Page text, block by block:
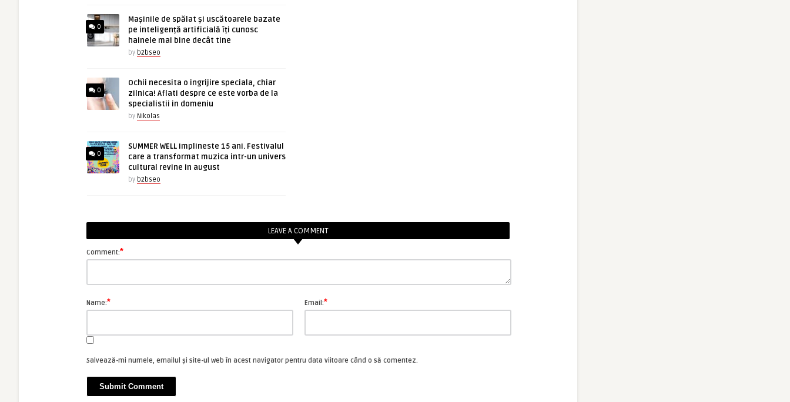
0
Mașinile de spălat și uscătoarele bazate
pe inteligență artificială îți cunosc
hainele mai bine decât tine
by b2bseo
0
Ochii necesita o ingrijire speciala, chiar
zilnica! Aflati despre ce este vorba de la
specialistii in domeniu
by Nikolas
0
SUMMER WELL implineste 15 ani. Festivalul
care a transformat muzica intr-un univers
cultural revine in august
by b2bseo
LEAVE A COMMENT
Comment:*
Name:* Email:*
Salvează-mi numele, emailul și site-ul web în acest navigator pentru data viitoare când o să comentez.